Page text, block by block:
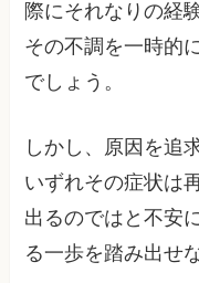
際にそれなりの経
その不調を一時的
でしょう。
しかし、原因を追
いずれその症状は
出るのではと不安
る一歩を踏み出せ